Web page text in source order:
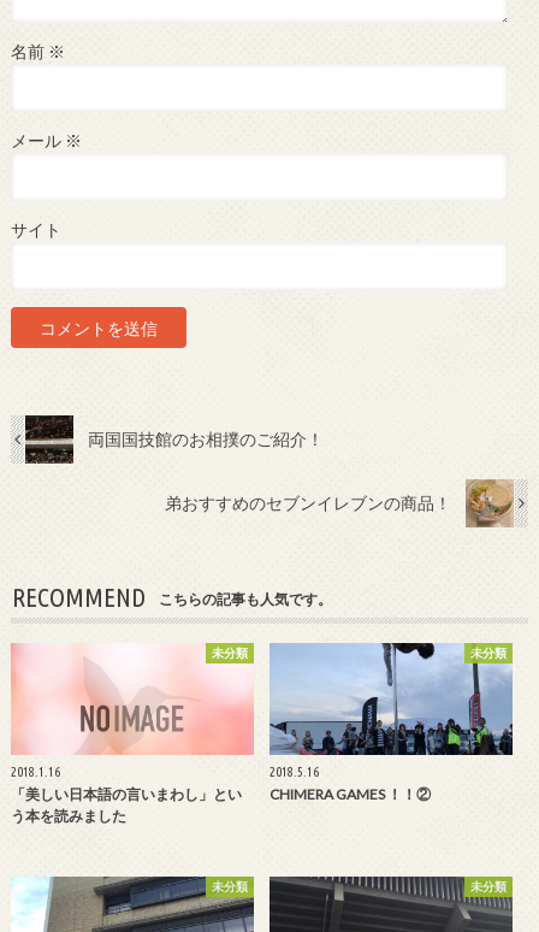
名前 ※
メール ※
サイト
両国国技館のお相撲のご紹介！
弟おすすめのセブンイレブンの商品！
RECOMMEND こちらの記事も人気です。
未分類
2018.1.16
「美しい日本語の言いまわし」とい
う本を読みました
未分類
2018.5.16
CHIMERA GAMES ！！②
未分類 未分類